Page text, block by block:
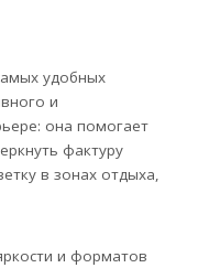
удобных
и
она помогает
фактуру
в зонах отдыха,
и форматов